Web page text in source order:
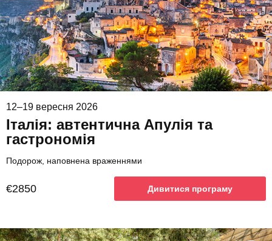
12–19 вересня 2026
Італія: автентична Апулія та
гастрономія
Подорож, наповнена враженнями
€2850 Дивитися програму